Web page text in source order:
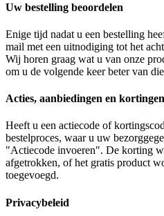
Uw bestelling beoordelen
Enige tijd nadat u een bestelling
mail met een uitnodiging tot het
Wij horen graag wat u van onze
om u de volgende keer beter van
Acties, aanbiedingen en
Heeft u een actiecode of
bestelproces, waar u uw
"Actiecode invoeren". De korting
afgetrokken, of het gratis product
toegevoegd.
Privacybeleid